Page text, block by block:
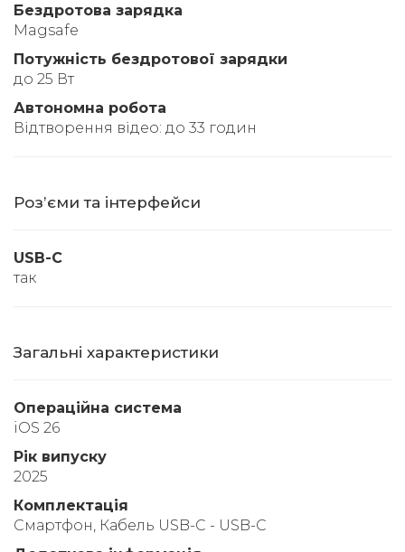
Бездротова зарядка
Magsafe
Потужність бездротової зарядки
до 25 Вт
Автономна робота
Відтворення відео: до 33 годин
Розʼєми та інтерфейси
USB-C
так
Загальні характеристики
Операційна система
iOS 26
Рік випуску
2025
Комплектація
Смартфон, Кабель USB-C - USB-C